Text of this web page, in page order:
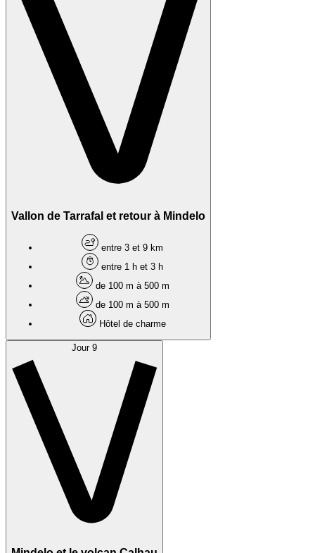
Vallon de Tarrafal et retour à Mindelo
entre 3 et 9 km
entre 1 h et 3 h
de 100 m à 500 m
de 100 m à 500 m
Hôtel de charme
Jour 9